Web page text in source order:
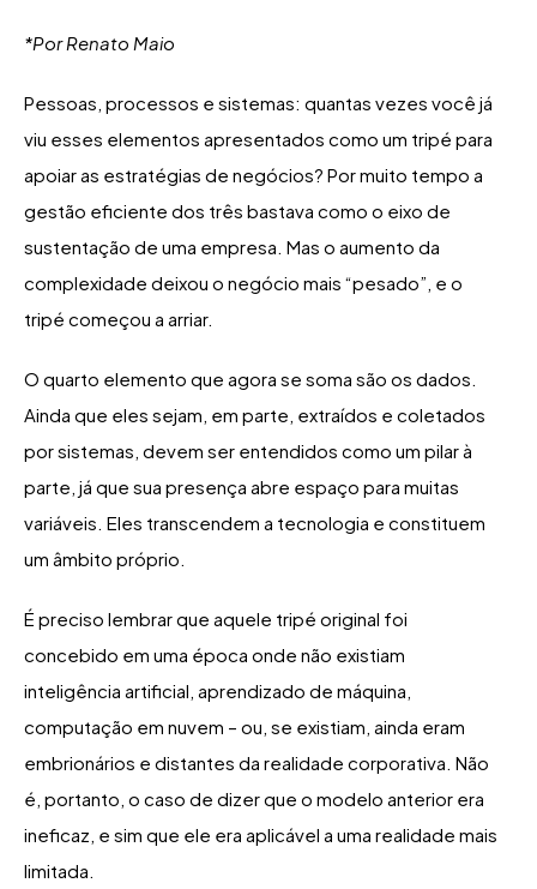
*Por Renato Maio
Pessoas, processos e sistemas: quantas vezes você já
viu esses elementos apresentados como um tripé para
apoiar as estratégias de negócios? Por muito tempo a
gestão eficiente dos três bastava como o eixo de
sustentação de uma empresa. Mas o aumento da
complexidade deixou o negócio mais “pesado”, e o
tripé começou a arriar.
O quarto elemento que agora se soma são os dados.
Ainda que eles sejam, em parte, extraídos e coletados
por sistemas, devem ser entendidos como um pilar à
parte, já que sua presença abre espaço para muitas
variáveis. Eles transcendem a tecnologia e constituem
um âmbito próprio.
É preciso lembrar que aquele tripé original foi
concebido em uma época onde não existiam
inteligência artificial, aprendizado de máquina,
computação em nuvem – ou, se existiam, ainda eram
embrionários e distantes da realidade corporativa. Não
é, portanto, o caso de dizer que o modelo anterior era
ineficaz, e sim que ele era aplicável a uma realidade mais
limitada.